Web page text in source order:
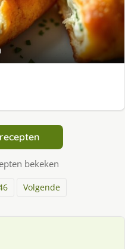
bekeken
Volgende